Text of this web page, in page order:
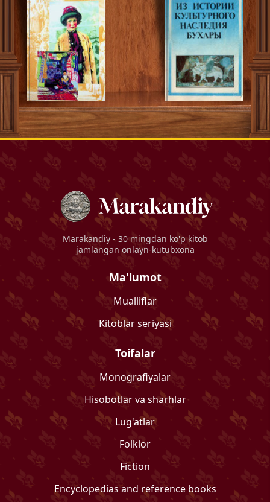
Marakandiy - 30 mingdan ko'p kitob
jamlangan onlayn-kutubxona
Ma'lumot
Mualliflar
Kitoblar seriyasi
Toifalar
Monografiyalar
Hisobotlar va sharhlar
Lug'atlar
Folklor
Fiction
Encyclopedias and reference books